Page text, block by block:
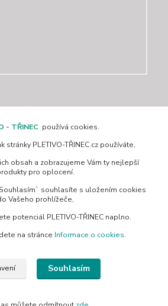
944 049
hod
Třinec | Všechna práva vyhrazena.
- TŘINEC používá cookies.
stránky PLETIVO-TŘINEC.cz používáte,
obsah a zobrazujeme Vám ty nejlepší
pro oplocení.
souhlasíte s uložením cookies
Vašeho prohlížeče,
potenciál PLETIVO-TŘINEC naplno.
na stránce Informace o cookies.
Souhlasím